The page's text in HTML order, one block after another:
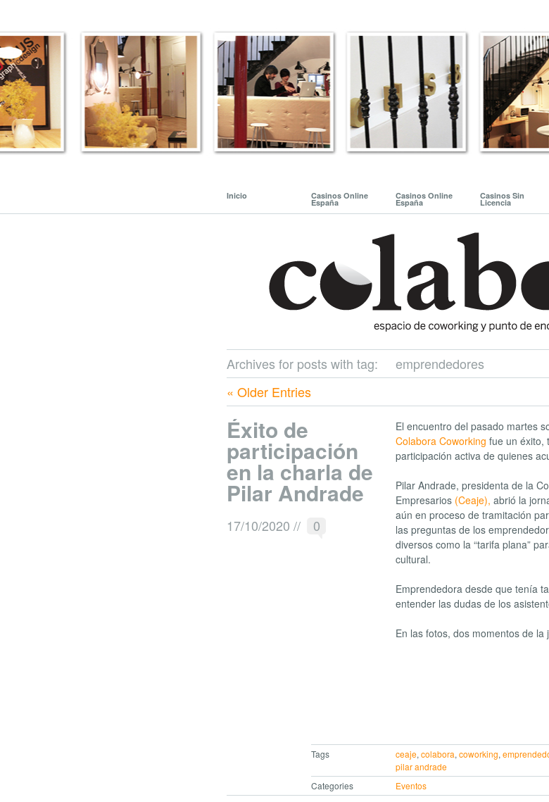
Inicio Casinos Online
España
Casinos Online
España
Casinos Sin
Licencia
Archives for posts with tag:
emprendedores
« Older Entries
Éxito de
participación
en la charla de
Pilar Andrade
17/10/2020 // 0
El encuentro del pasado martes
Colabora Coworking fue un éxito,
participación activa de quienes
Pilar Andrade, presidenta de la
Empresarios(Ceaje), abrió la
aún en proceso de tramitación
las preguntas de los
diversos como la “tarifa plana”
cultural.
Emprendedora desde que tenía
entender las dudas de los
En las fotos, dos momentos de la
Tags ceaje,colabora,coworking,
pilar andrade
Categories
Eventos